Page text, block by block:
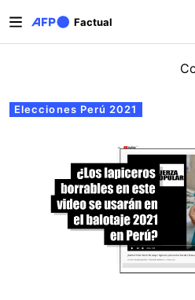
Factual
Solapas principales
Elecciones Perú 2021